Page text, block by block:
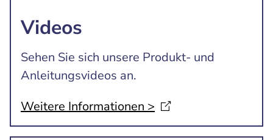
Videos
Sehen Sie sich unsere Produkt- und
Anleitungsvideos an.
Weitere Informationen >